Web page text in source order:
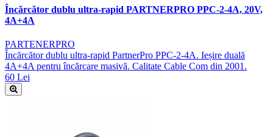
Încărcător dublu ultra-rapid PARTNERPRO PPC-2-4A, 20V,
4A+4A
PARTENERPRO
Încărcător dublu ultra-rapid PartnerPro PPC-2-4A. Ieșire duală
4A+4A pentru încărcare masivă. Calitate Cable Com din 2001.
60 Lei